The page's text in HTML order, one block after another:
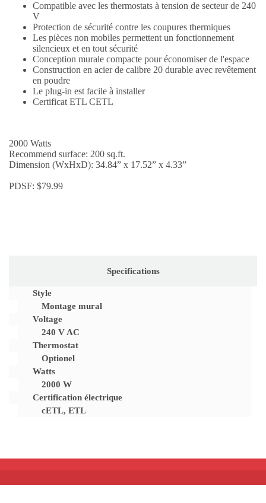
Compatible avec les thermostats à tension de secteur de 240
V
Protection de sécurité contre les coupures thermiques
Les pièces non mobiles permettent un fonctionnement
silencieux et en tout sécurité
Conception murale compacte pour économiser de l'espace
Construction en acier de calibre 20 durable avec revêtement
en poudre
Le plug-in est facile à installer
Certificat ETL CETL
2000 Watts
Recommend surface: 200 sq.ft.
Dimension (WxHxD): 34.84” x 17.52” x 4.33”
PDSF: $79.99
Specifications
Style
Montage mural
Voltage
240 V AC
Thermostat
Optionel
Watts
2000 W
Certification électrique
cETL, ETL